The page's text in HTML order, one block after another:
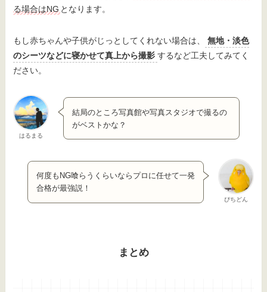
る場合はNG となります。
もし赤ちゃんや子供がじっとしてくれない場合は、
無地・淡色
のシーツなどに寝かせて真上から撮影 するなど工夫してみてく
ださい。
はるまる
結局のところ写真館や写真スタジオで撮るの
がベストかな？
ぴちどん
何度もNG喰らうくらいならプロに任せて一発
合格が最強説！
まとめ